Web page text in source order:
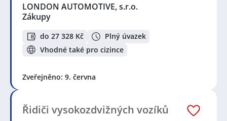
LONDON AUTOMOTIVE, s.r.o.
Zákupy
do 27 328 Kč
Plný úvazek
Vhodné také pro cizince
Zveřejněno: 9. června
Řidiči vysokozdvižných vozíků